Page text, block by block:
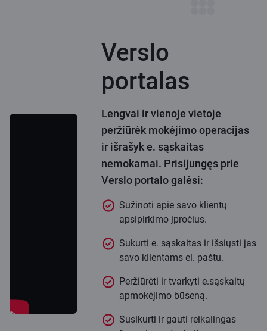
Verslo
portalas
Lengvai ir vienoje vietoje
peržiūrėk mokėjimo operacijas
ir išrašyk e. sąskaitas
nemokamai. Prisijungęs prie
Verslo portalo galėsi:
Sužinoti apie savo klientų
apsipirkimo įpročius.
Sukurti e. sąskaitas ir išsiųsti jas
savo klientams el. paštu.
Peržiūrėti ir tvarkyti e.sąskaitų
apmokėjimo būseną.
Susikurti ir gauti reikalingas